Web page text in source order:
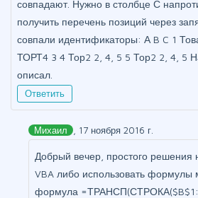
совпадают. Нужно в столбце С
получить перечень позиций через
совпали идентификаторы: А B C 1
ТОРТ4 3 4 Тор2 2, 4, 5 5 Тор2 2, 4, 5
описал.
Ответить
Михаил , 17 ноября 2016 г.
Добрый вечер, простого решения
VBA либо использовать формулы
формула